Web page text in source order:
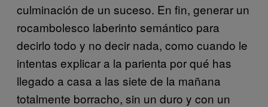
culminación de un suceso. En fin, generar un
rocambolesco laberinto semántico para
decirlo todo y no decir nada, como cuando le
intentas explicar a la parienta por qué has
llegado a casa a las siete de la mañana
totalmente borracho, sin un duro y con un